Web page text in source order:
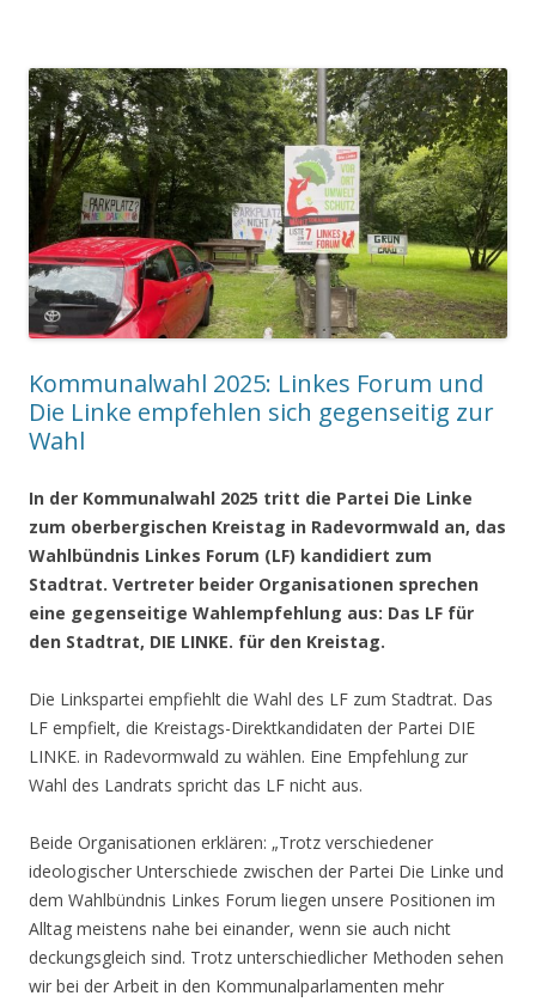
Kommunalwahl 2025: Linkes Forum und
Die Linke empfehlen sich gegenseitig zur
Wahl
In der Kommunalwahl 2025 tritt die Partei Die Linke
zum oberbergischen Kreistag in Radevormwald an, das
Wahlbündnis Linkes Forum (LF) kandidiert zum
Stadtrat. Vertreter beider Organisationen sprechen
eine gegenseitige Wahlempfehlung aus: Das LF für
den Stadtrat, DIE LINKE. für den Kreistag.
Die Linkspartei empfiehlt die Wahl des LF zum Stadtrat. Das
LF empfielt, die Kreistags-Direktkandidaten der Partei DIE
LINKE. in Radevormwald zu wählen. Eine Empfehlung zur
Wahl des Landrats spricht das LF nicht aus.
Beide Organisationen erklären: „Trotz verschiedener
ideologischer Unterschiede zwischen der Partei Die Linke und
dem Wahlbündnis Linkes Forum liegen unsere Positionen im
Alltag meistens nahe bei einander, wenn sie auch nicht
deckungsgleich sind. Trotz unterschiedlicher Methoden sehen
wir bei der Arbeit in den Kommunalparlamenten mehr